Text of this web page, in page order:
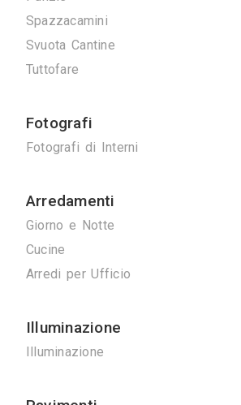
Traslochi
Traslochi
Ponteggi
Noleggio Gru
Bonifiche
Disinfestazioni
Spurghi